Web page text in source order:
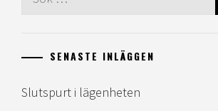
SENASTE INLÄGGEN
Slutspurt i lägenheten